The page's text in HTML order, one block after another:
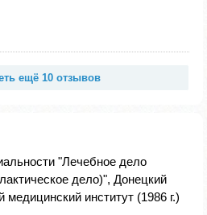
ещё 10 отзывов
"Лечебное дело
дело)", Донецкий
медицинский институт (1986 г.)